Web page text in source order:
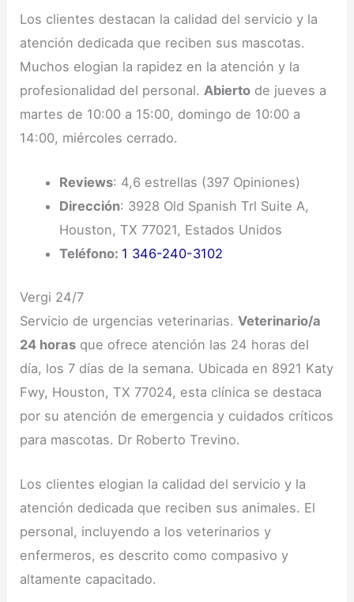
Los clientes destacan la calidad del servicio y la
atención dedicada que reciben sus mascotas.
Muchos elogian la rapidez en la atención y la
profesionalidad del personal. Abierto de jueves a
martes de 10:00 a 15:00, domingo de 10:00 a
14:00, miércoles cerrado.
Reviews: 4,6 estrellas (397 Opiniones)
Dirección: 3928 Old Spanish Trl Suite A,
Houston, TX 77021, Estados Unidos
Teléfono: 1 346-240-3102
Vergi 24/7
Servicio de urgencias veterinarias.Veterinario/a
24 horas que ofrece atención las 24 horas del
día, los 7 días de la semana. Ubicada en 8921 Katy
Fwy, Houston, TX 77024, esta clínica se destaca
por su atención de emergencia y cuidados críticos
para mascotas. Dr Roberto Trevino.
Los clientes elogian la calidad del servicio y la
atención dedicada que reciben sus animales. El
personal, incluyendo a los veterinarios y
enfermeros, es descrito como compasivo y
altamente capacitado.